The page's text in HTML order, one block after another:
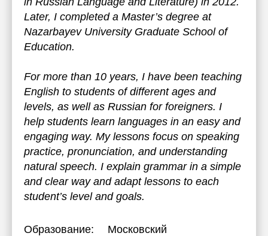
Later, I completed a Master’s degree at
Nazarbayev University Graduate School of
Education.
For more than 10 years, I have been teaching
English to students of different ages and
levels, as well as Russian for foreigners. I
help students learn languages in an easy and
engaging way. My lessons focus on speaking
practice, pronunciation, and understanding
natural speech. I explain grammar in a simple
and clear way and adapt lessons to each
student’s level and goals.
Образование:
Московский